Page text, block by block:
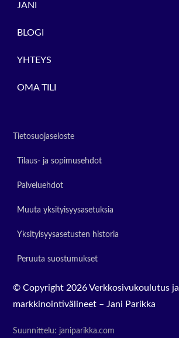
JANI
BLOGI
YHTEYS
OMA TILI
Tietosuojaseloste
Tilaus- ja sopimusehdot
Palveluehdot
Muuta yksityisyysasetuksia
Yksityisyysasetusten historia
Peruuta suostumukset
© Copyright 2026 Verkkosivukoulutus ja
markkinointivälineet – Jani Parikka
Suunnittelu: janiparikka.com